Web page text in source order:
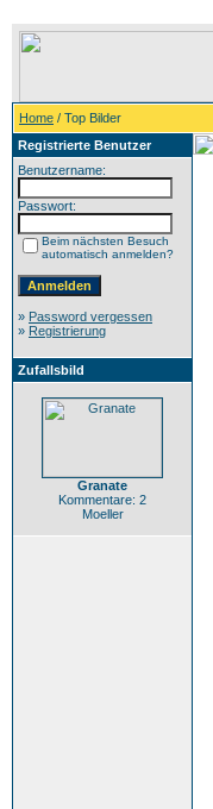
Home / Top Bilder
Registrierte Benutzer
Benutzername:
Passwort:
Beim nächsten Besuch
automatisch anmelden?
» Password vergessen
» Registrierung
Zufallsbild
Granate
Kommentare: 2
Moeller